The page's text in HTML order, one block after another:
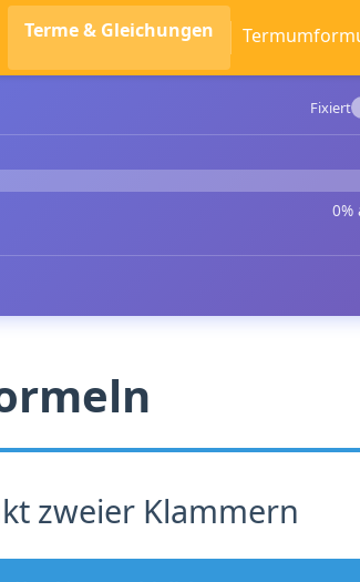
Terme & Gleichungen
Fixiert
0%
zweier Klammern